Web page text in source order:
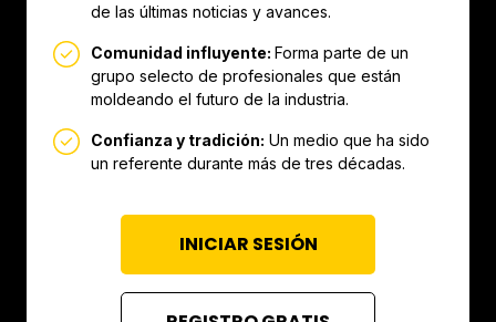
de las últimas noticias y avances.
Comunidad influyente: Forma parte de un
grupo selecto de profesionales que están
moldeando el futuro de la industria.
Confianza y tradición: Un medio que ha sido
un referente durante más de tres décadas.
INICIAR SESIÓN